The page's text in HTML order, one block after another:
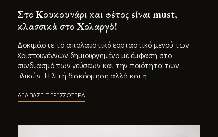
Στο Κουκουνάρι και φέτος είναι must,
κλασσικά στο Χολαργό!
Δοκιμάστε το απολαυστικό εορταστικό μενού των
Χριστουγέννων δημιουργημένο με έμφαση στο
συνδυασμό των γεύσεων και την ποιότητα των
υλικών. Η λιτή διακόσμηση αλλά και η …
ΔΙΑΒΑΣΕ ΠΕΡΙΣΣΟΤΕΡΑ